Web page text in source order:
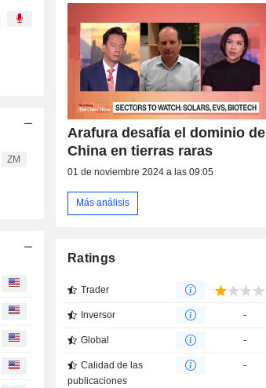
ZM
Arafura desafía el dominio de
China en tierras raras
01 de noviembre 2024 a las 09:05
Más análisis
Ratings
Trader
Inversor -
Global -
Calidad de las
publicaciones
-